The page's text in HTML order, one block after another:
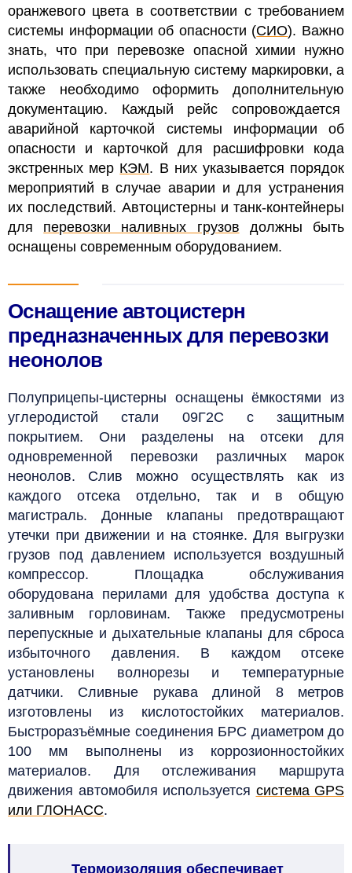
оранжевого цвета в соответствии с требованием
системы информации об опасности (СИО). Важно
знать, что при перевозке опасной химии нужно
использовать специальную систему маркировки, а
также необходимо оформить дополнительную
документацию. Каждый рейс сопровождается
аварийной карточкой системы информации об
опасности и карточкой для расшифровки кода
экстренных мер КЭМ. В них указывается порядок
мероприятий в случае аварии и для устранения
их последствий. Автоцистерны и танк-контейнеры
для перевозки наливных грузов должны быть
оснащены современным оборудованием.
Оснащение автоцистерн
предназначенных для перевозки
неонолов
Полуприцепы-цистерны оснащены ёмкостями из
углеродистой стали 09Г2С с защитным
покрытием. Они разделены на отсеки для
одновременной перевозки различных марок
неонолов. Слив можно осуществлять как из
каждого отсека отдельно, так и в общую
магистраль. Донные клапаны предотвращают
утечки при движении и на стоянке.Для выгрузки
грузов под давлением используется воздушный
компрессор. Площадка обслуживания
оборудована перилами для удобства доступа к
заливным горловинам. Также предусмотрены
перепускные и дыхательные клапаны для сброса
избыточного давления. В каждом отсеке
установлены волнорезы и температурные
датчики. Сливные рукава длиной 8 метров
изготовлены из кислотостойких материалов.
Быстроразъёмные соединения БРС диаметром до
100 мм выполнены из коррозионностойких
материалов. Для отслеживания маршрута
движения автомобиля используется система GPS
или ГЛОНАСС.
Термоизоляция обеспечивает